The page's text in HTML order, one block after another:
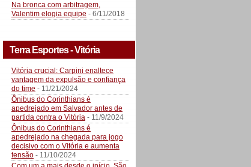
Na bronca com arbitragem,
Valentim elogia equipe - 6/11/2018
Terra Esportes - Vitória
Vitória crucial: Carpini enaltece
vantagem da expulsão e confiança
do time - 11/21/2024
Ônibus do Corinthians é
apedrejado em Salvador antes de
partida contra o Vitória - 11/9/2024
Ônibus do Corinthians é
apedrejado na chegada para jogo
decisivo com o Vitória e aumenta
tensão - 11/10/2024